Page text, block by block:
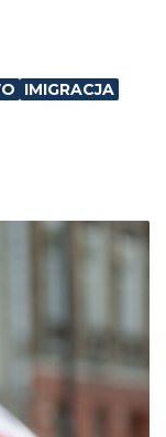
IMIGRACJA